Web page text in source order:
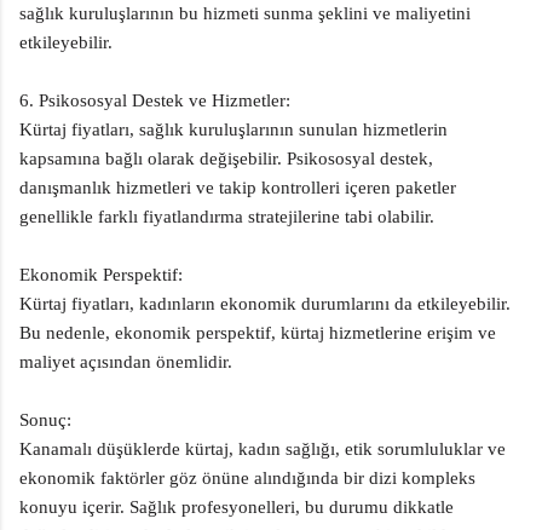
sağlık kuruluşlarının bu hizmeti sunma şeklini ve maliyetini
etkileyebilir.
6. Psikososyal Destek ve Hizmetler:
Kürtaj fiyatları, sağlık kuruluşlarının sunulan hizmetlerin
kapsamına bağlı olarak değişebilir. Psikososyal destek,
danışmanlık hizmetleri ve takip kontrolleri içeren paketler
genellikle farklı fiyatlandırma stratejilerine tabi olabilir.
Ekonomik Perspektif:
Kürtaj fiyatları, kadınların ekonomik durumlarını da etkileyebilir.
Bu nedenle, ekonomik perspektif, kürtaj hizmetlerine erişim ve
maliyet açısından önemlidir.
Sonuç:
Kanamalı düşüklerde kürtaj, kadın sağlığı, etik sorumluluklar ve
ekonomik faktörler göz önüne alındığında bir dizi kompleks
konuyu içerir. Sağlık profesyonelleri, bu durumu dikkatle